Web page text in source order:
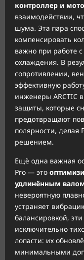
контроллер и
взаимодействии,
шума. Эта пара
компенсировать
важно при работе
охлаждения. В
сопротивлении,
эффективную
инженеры ARCTIC
защиты, которые
предотвращают
полярности,
решением.
Ещё одна важная
Pro — это
удлинённым
невероятную
устраняет
балансировкой,
исключительно
лопасти: их
минимальными